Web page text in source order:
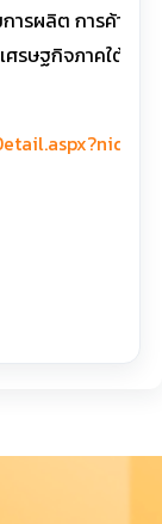
รผลิต การค้า กา
เศรษฐกิจภาคใต้